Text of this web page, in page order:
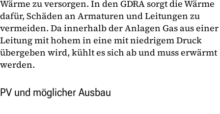
Wärme zu versorgen. In den GDRA sorgt die Wärme
dafür, Schäden an Armaturen und Leitungen zu
vermeiden. Da innerhalb der Anlagen Gas aus einer
Leitung mit hohem in eine mit niedrigem Druck
übergeben wird, kühlt es sich ab und muss erwärmt
werden.
PV und möglicher Ausbau